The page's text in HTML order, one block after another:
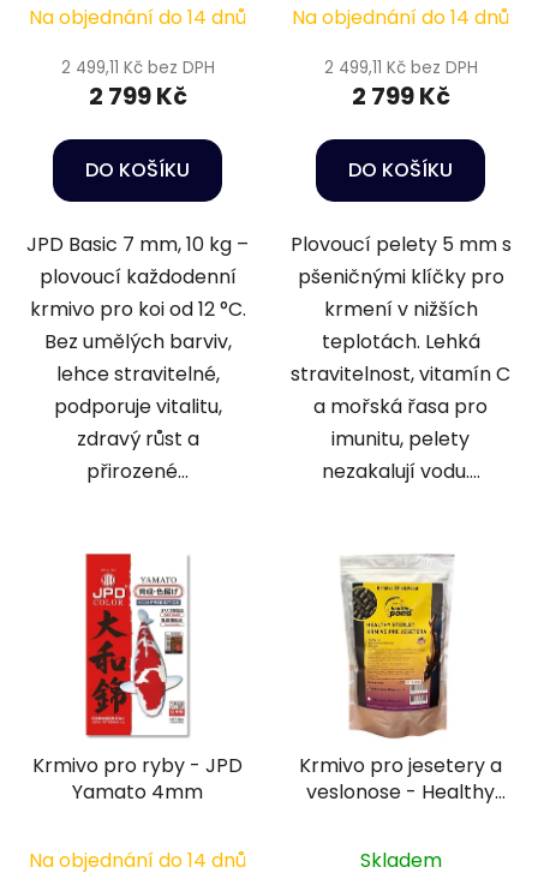
Na objednání do 14 dnů
2 499,11 Kč bez DPH
2 799 Kč
DO KOŠÍKU
JPD Basic 7 mm, 10 kg –
plovoucí každodenní
krmivo pro koi od 12 °C.
Bez umělých barviv,
lehce stravitelné,
podporuje vitalitu,
zdravý růst a
přirozené...
5kg
Na objednání do 14 dnů
2 499,11 Kč bez DPH
2 799 Kč
DO KOŠÍKU
Plovoucí pelety 5 mm s
pšeničnými klíčky pro
krmení v nižších
teplotách. Lehká
stravitelnost, vitamín C
a mořská řasa pro
imunitu, pelety
nezakalují vodu....
Krmivo pro ryby - JPD
Yamato 4mm
Na objednání do 14 dnů
Krmivo pro jesetery a
veslonose - Healthy
Skladem